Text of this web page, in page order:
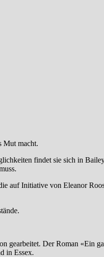
Mut macht.
findet sie sich in
auf Initiative von Eleanor
Der Roman «Ein
in Essex.